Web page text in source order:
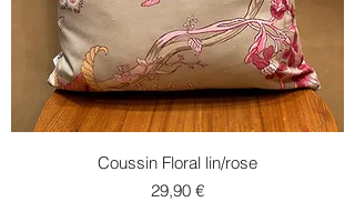
Coussin Floral lin/rose
Prix
29,90 €